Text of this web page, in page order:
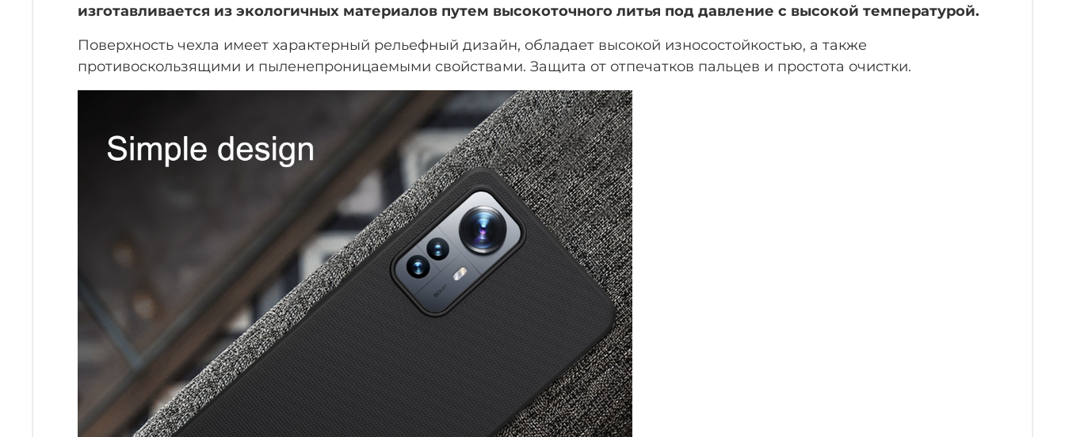
изготавливается из экологичных материалов путем высокоточного литья под давление с высокой температурой.
Поверхность чехла имеет характерный рельефный дизайн, обладает высокой износостойкостью, а также
противоскользящими и пыленепроницаемыми свойствами. Защита от отпечатков пальцев и простота очистки.